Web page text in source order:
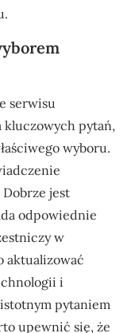
serwisu
kluczowych pytań,
wyboru.
jest
odpowiednie
w
aktualizować
i
pytaniem
upewnić się, że